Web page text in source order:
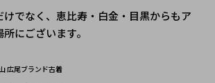
けでなく、恵比寿・白金・目黒からもア
にございます。
広尾ブランド古着